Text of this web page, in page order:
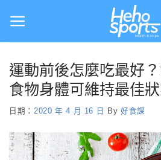
content
運動前後怎麼吃最好
食物身體可維持最佳
日期： 2020 年 4 月 16 日 By 好食課